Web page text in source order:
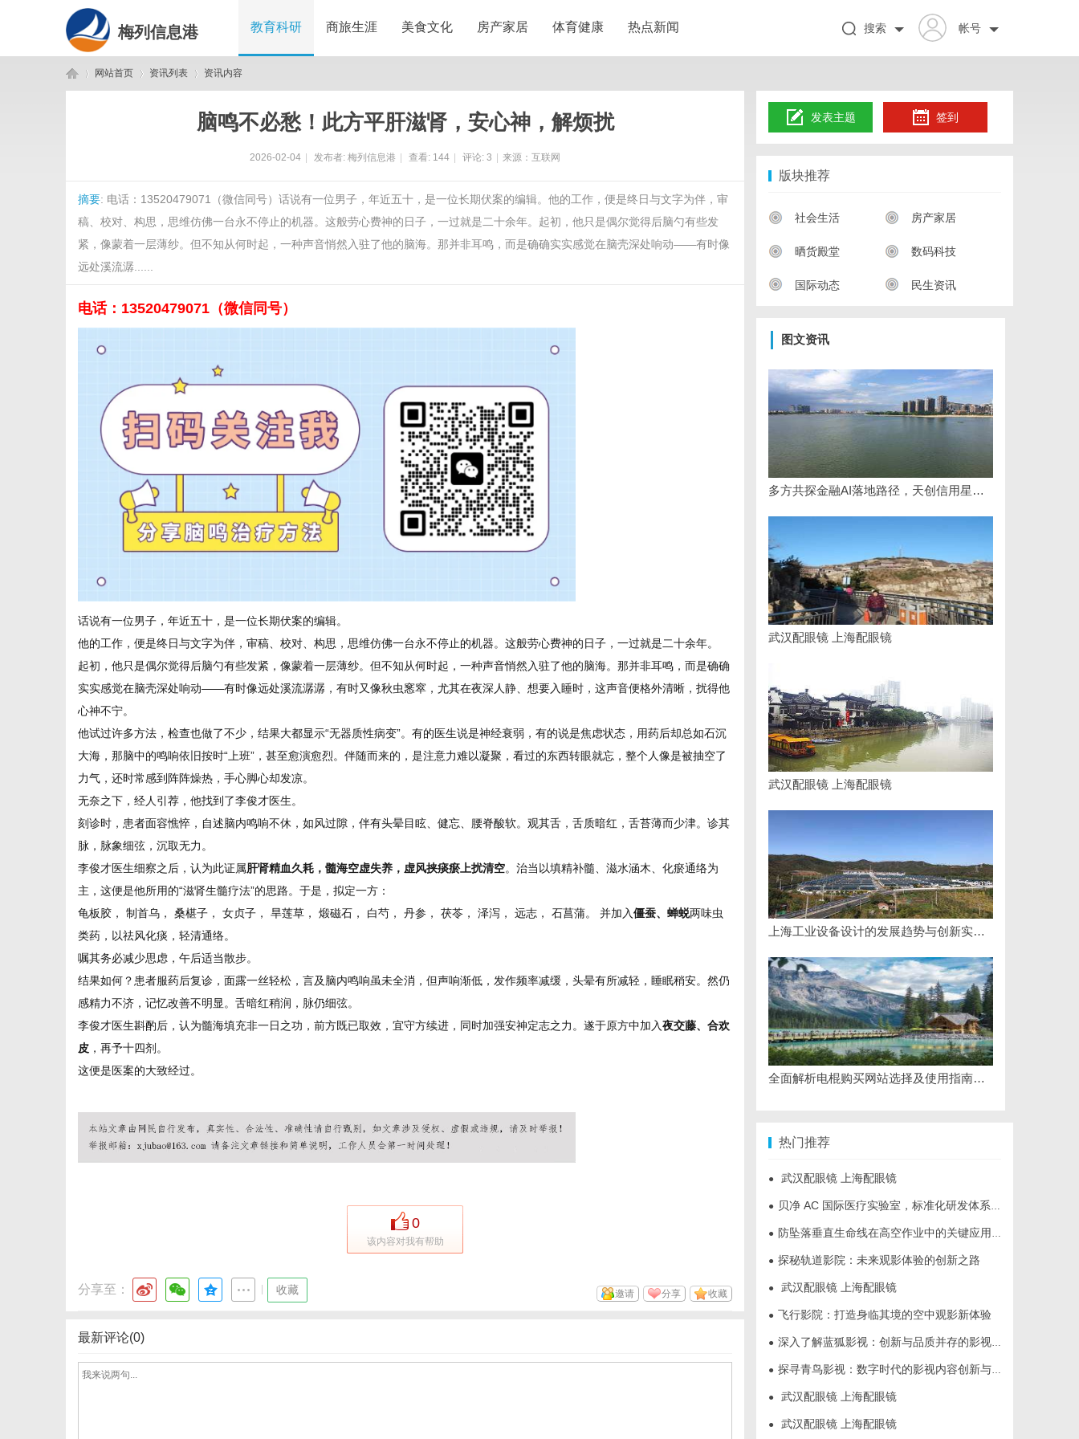
梅列信息港 教育科研 商旅生涯 美食文化 房产家居 体育健康 热点新闻 帐号
搜索
网站首页 资讯列表 资讯内容
脑鸣不必愁！此方平肝滋肾，安心神，解烦扰
2026-02-04 发布者: 梅列信息港 查看: 144 评论: 3 来源：互联网
摘要: 电话：13520479071（微信同号）话说有一位男子，年近五十，是一位长期伏案的编辑。他的工作，便是终日与文字为伴，审
稿、校对、构思，思维仿佛一台永不停止的机器。这般劳心费神的日子，一过就是二十余年。起初，他只是偶尔觉得后脑勺有些发
紧，像蒙着一层薄纱。但不知从何时起，一种声音悄然入驻了他的脑海。那并非耳鸣，而是确确实实感觉在脑壳深处响动——有时像
远处溪流潺......
电话：13520479071（微信同号）
话说有一位男子，年近五十，是一位长期伏案的编辑。
他的工作，便是终日与文字为伴，审稿、校对、构思，思维仿佛一台永不停止的机器。这般劳心费神的日子，一过就是二十余年。
起初，他只是偶尔觉得后脑勺有些发紧，像蒙着一层薄纱。但不知从何时起，一种声音悄然入驻了他的脑海。那并非耳鸣，而是确确
实实感觉在脑壳深处响动——有时像远处溪流潺潺，有时又像秋虫窸窣，尤其在夜深人静、想要入睡时，这声音便格外清晰，扰得他
心神不宁。
他试过许多方法，检查也做了不少，结果大都显示“无器质性病变”。有的医生说是神经衰弱，有的说是焦虑状态，用药后却总如石沉
大海，那脑中的鸣响依旧按时“上班”，甚至愈演愈烈。伴随而来的，是注意力难以凝聚，看过的东西转眼就忘，整个人像是被抽空了
力气，还时常感到阵阵燥热，手心脚心却发凉。
无奈之下，经人引荐，他找到了李俊才医生。
刻诊时，患者面容憔悴，自述脑内鸣响不休，如风过隙，伴有头晕目眩、健忘、腰脊酸软。观其舌，舌质暗红，舌苔薄而少津。诊其
脉，脉象细弦，沉取无力。
李俊才医生细察之后，认为此证属肝肾精血久耗，髓海空虚失养，虚风挟痰瘀上扰清空。治当以填精补髓、滋水涵木、化瘀通络为
主，这便是他所用的“滋肾生髓疗法”的思路。于是，拟定一方：
龟板胶， 制首乌， 桑椹子， 女贞子， 旱莲草， 煅磁石， 白芍， 丹参， 茯苓， 泽泻， 远志， 石菖蒲。 并加入僵蚕、蝉蜕两味虫
类药，以祛风化痰，轻清通络。
嘱其务必减少思虑，午后适当散步。
结果如何？患者服药后复诊，面露一丝轻松，言及脑内鸣响虽未全消，但声响渐低，发作频率减缓，头晕有所减轻，睡眠稍安。然仍
感精力不济，记忆改善不明显。舌暗红稍润，脉仍细弦。
李俊才医生斟酌后，认为髓海填充非一日之功，前方既已取效，宜守方续进，同时加强安神定志之力。遂于原方中加入夜交藤、合欢
皮 ，再予十四剂。
这便是医案的大致经过。
0
该内容对我有帮助
分享至： 收藏 收藏
分享
邀请
最新评论(0)
发表主题 签到
版块推荐
社会生活 房产家居
晒货殿堂 数码科技
国际动态 民生资讯
图文资讯
多方共探金融AI落地路径，天创信用星图AI助力产业金融智能升级
武汉配眼镜 上海配眼镜
武汉配眼镜 上海配眼镜
上海工业设备设计的发展趋势与创新实践探索
全面解析电棍购买网站选择及使用指南，保障安全与合法性
热门推荐
● 武汉配眼镜 上海配眼镜
● 贝净 AC 国际医疗实验室，标准化研发体系全解析
● 防坠落垂直生命线在高空作业中的关键应用与安全保障
● 探秘轨道影院：未来观影体验的创新之路
● 武汉配眼镜 上海配眼镜
● 飞行影院：打造身临其境的空中观影新体验
● 深入了解蓝狐影视：创新与品质并存的影视平台
● 探寻青鸟影视：数字时代的影视内容创新与发展趋势揭秘
● 武汉配眼镜 上海配眼镜
● 武汉配眼镜 上海配眼镜